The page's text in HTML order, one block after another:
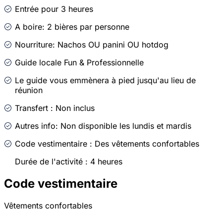
Entrée pour 3 heures
A boire: 2 bières par personne
Nourriture: Nachos OU panini OU hotdog
Guide locale Fun & Professionnelle
Le guide vous emmènera à pied jusqu'au lieu de
réunion
Transfert : Non inclus
Autres info: Non disponible les lundis et mardis
Code vestimentaire : Des vêtements confortables
Durée de l'activité : 4 heures
Code vestimentaire
Vêtements confortables